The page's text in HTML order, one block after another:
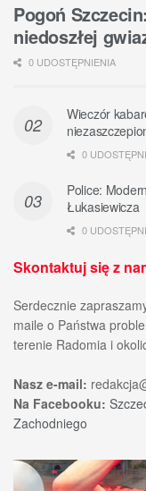
Pogoń
niedoszłej
0 UDOSTĘPNIENIA
Wieczór
0
Police:
Łukasiewicza
0
Skontaktuj się z
Serdecznie
maile o Państwa
terenie Radomia i
Nasz e-mail:
Na Facebooku:
Zachodniego